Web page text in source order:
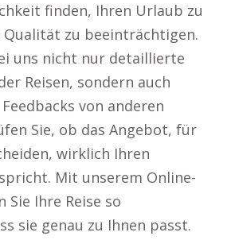
finden, Ihren Urlaub zu
Qualität zu beeinträchtigen.
uns nicht nur detaillierte
Reisen, sondern auch
von anderen
Sie, ob das Angebot, für
wirklich Ihren
Mit unserem Online-
Sie Ihre Reise so
sie genau zu Ihnen passt.